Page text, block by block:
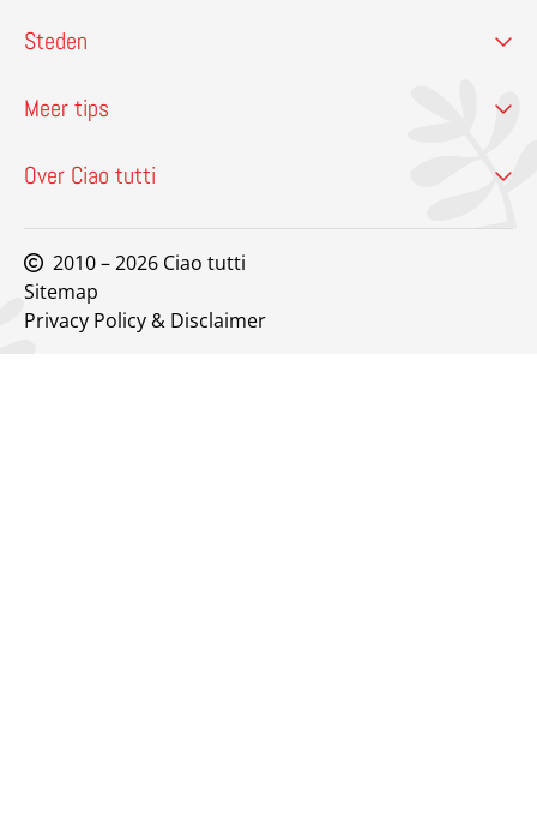
Steden
Meer tips
Over Ciao tutti
2010 – 2026 Ciao tutti
Sitemap
Privacy Policy & Disclaimer